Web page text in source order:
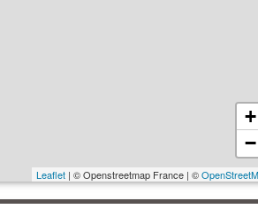
+
−
Leaflet| © Openstreetmap France | ©